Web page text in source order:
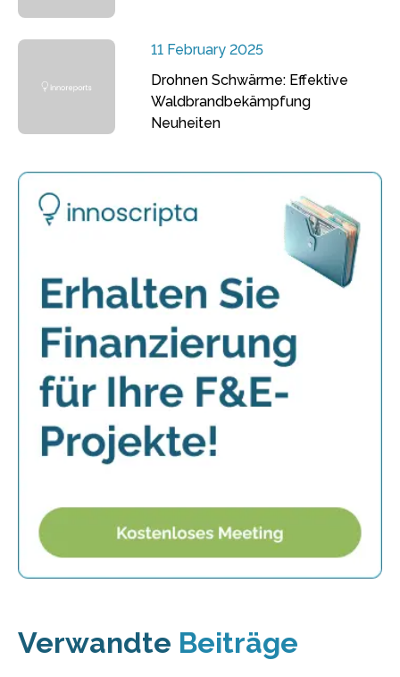
11 February 2025
Drohnen Schwärme: Effektive
Waldbrandbekämpfung
Neuheiten
Verwandte Beiträge